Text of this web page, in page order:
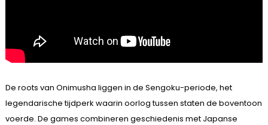
De roots van Onimusha liggen in de Sengoku-periode, het
legendarische tijdperk waarin oorlog tussen staten de boventoon
voerde. De games combineren geschiedenis met Japanse